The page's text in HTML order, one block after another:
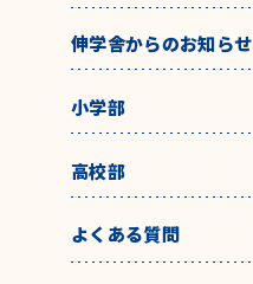
伸学舎からのお知らせ
小学部
高校部
よくある質問